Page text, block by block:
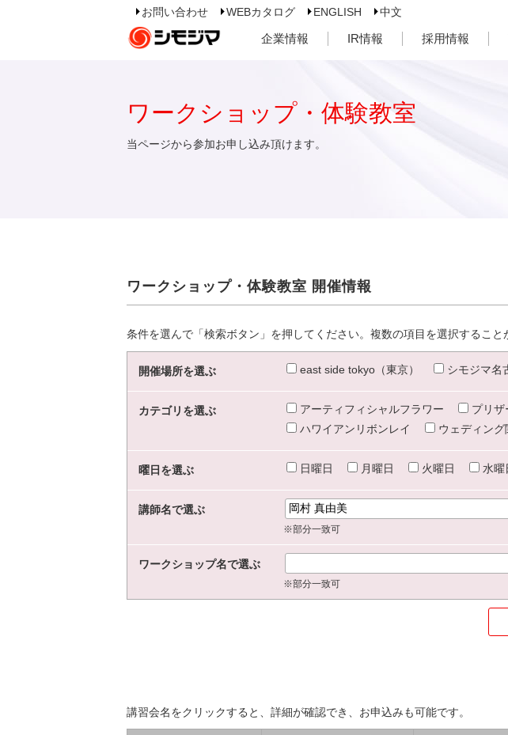
お問い合わせ WEBカタログ ENGLISH 中文
企業情報 IR情報 採用情報
ワークショップ・体験教室
当ページから参加お申し込み頂けます。
ワークショップ・体験教室 開催情報
条件を選んで「検索ボタン」を押してください。複数の項目を選択すること
開催場所を選ぶ east side tokyo（東京） シモジマ名
カテゴリを選ぶ アーティフィシャルフラワー プリザ
ハワイアンリボンレイ
ウェディング
曜日を選ぶ 日曜日 月曜日 火曜日 水曜
講師名で選ぶ
※部分一致可
ワークショップ名で選ぶ
※部分一致可
講習会名をクリックすると、詳細が確認でき、お申込みも可能です。